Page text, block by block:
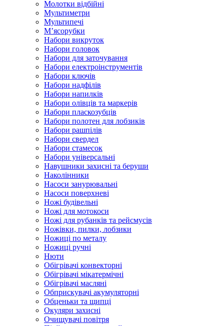
Молотки відбійні
Мультиметри
Мультипечі
М’ясорубки
Набори викруток
Набори головок
Набори для заточування
Набори електроінструментів
Набори ключів
Набори надфілів
Набори напилків
Набори олівців та маркерів
Набори пласкозубців
Набори полотен для лобзиків
Набори рашпілів
Набори свердел
Набори стамесок
Набори універсальні
Навушники захисні та беруши
Наколінники
Насоси занурювальні
Насоси поверхневі
Ножі будівельні
Ножі для мотокоси
Ножі для рубанків та рейсмусів
Ножівки, пилки, лобзики
Ножиці по металу
Ножиці ручні
Нюти
Обігрівачі конвекторні
Обігрівачі мікатермічні
Обігрівачі масляні
Обприскувачі акумуляторні
Обценьки та щипці
Окуляри захисні
Очищувачі повітря